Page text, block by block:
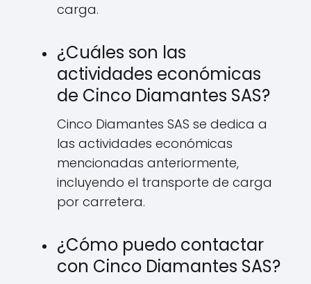
carga.
¿Cuáles son las
actividades económicas
de Cinco Diamantes SAS?
Cinco Diamantes SAS se dedica a
las actividades económicas
mencionadas anteriormente,
incluyendo el transporte de carga
por carretera.
¿Cómo puedo contactar
con Cinco Diamantes SAS?